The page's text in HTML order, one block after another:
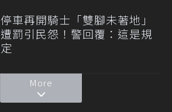
停車再開騎士「雙腳未著地」
遭罰引民怨！警回覆：這是規
定
More